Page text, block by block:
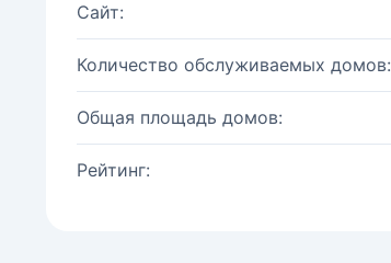
Сайт:
Количество обслуживаемых домов:
Общая площадь домов:
Рейтинг: